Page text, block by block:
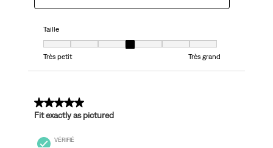
Taille
Taille, 4 sur 7, où 1 est égal à Très petit et 7 est égal à Très grand
Très petit
Très grand
5 sur 5 étoiles.
Fit exactly as pictured
VÉRIFIÉ